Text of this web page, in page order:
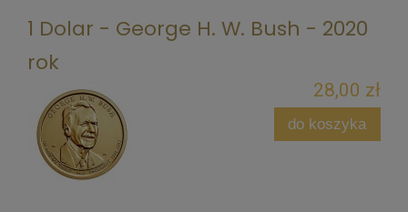
1 Dolar - George H. W. Bush - 2020
rok
28,00 zł
do koszyka